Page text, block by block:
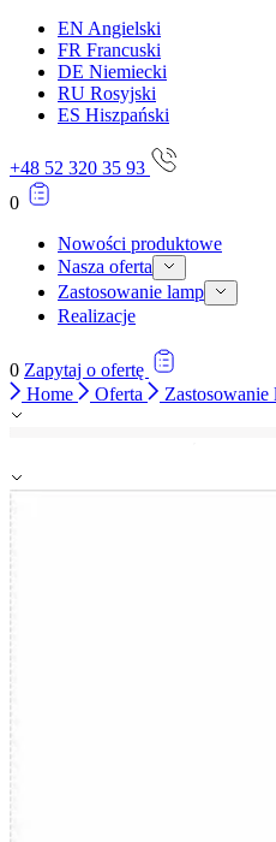
EN Angielski
FR Francuski
DE Niemiecki
RU Rosyjski
ES Hiszpański
+48 52 320 35 93
0
Nowości produktowe
Nasza oferta
Zastosowanie lamp
Realizacje
0 Zapytaj o ofertę
Home
Oferta Zastosowanie